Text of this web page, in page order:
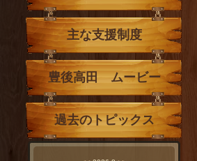
主な支援制度
豊後高田 ムービー
過去のトピックス